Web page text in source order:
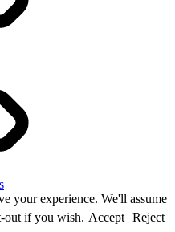
your experience. We'll assume
out if you wish. Accept Reject